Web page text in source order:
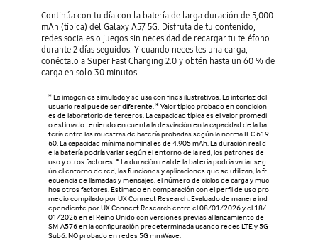
Continúa con tu día con la batería de larga duración de 5,000
mAh (típica) del Galaxy A57 5G. Disfruta de tu contenido,
redes sociales o juegos sin necesidad de recargar tu teléfono
durante 2 días seguidos. Y cuando necesites una carga,
conéctalo a Super Fast Charging 2.0 y obtén hasta un 60 % de
carga en solo 30 minutos.
* La imagen es simulada y se usa con fines ilustrativos. La interfaz del
usuario real puede ser diferente. * Valor típico probado en condicion
es de laboratorio de terceros. La capacidad típica es el valor promedi
o estimado teniendo en cuenta la desviación en la capacidad de la ba
tería entre las muestras de batería probadas según la norma IEC 619
60. La capacidad mínima nominal es de 4,905 mAh. La duración real d
e la batería podría variar según el entorno de la red, los patrones de
uso y otros factores. * La duración real de la batería podría variar seg
ún el entorno de red, las funciones y aplicaciones que se utilizan, la fr
ecuencia de llamadas y mensajes, el número de ciclos de carga y muc
hos otros factores. Estimado en comparación con el perfil de uso pro
medio compilado por UX Connect Research. Evaluado de manera ind
ependiente por UX Connect Research entre el 08/01/2026 y el 18/
01/2026 en el Reino Unido con versiones previas al lanzamiento de
SM-A576 en la configuración predeterminada usando redes LTE y 5G
Sub6. NO probado en redes 5G mmWave.